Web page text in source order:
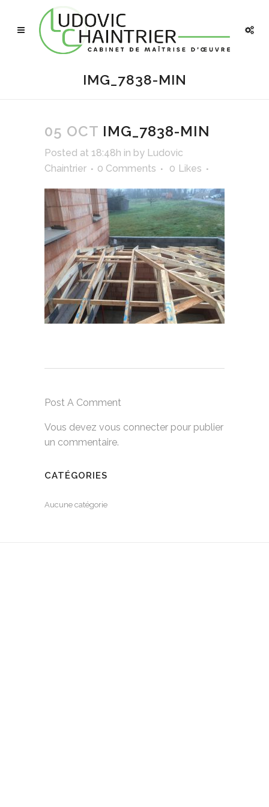
IMG_7838-MIN
05 OCT IMG_7838-MIN
Posted at 18:48h in by Ludovic
Chaintrier
0 Comments 0 Likes
Post A Comment
Vous devez vous connecter pour publier
un commentaire.
CATÉGORIES
Aucune catégorie